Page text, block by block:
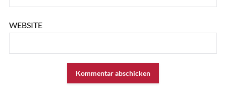
WEBSITE